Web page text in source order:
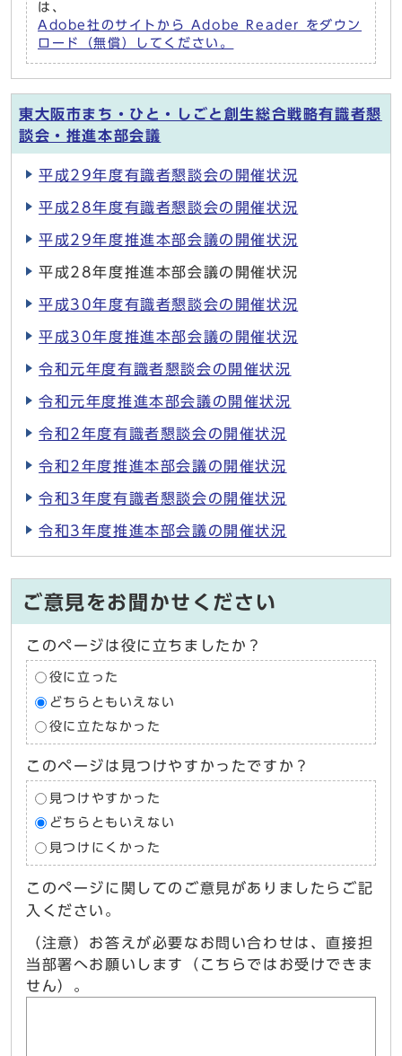
は、
Adobe社のサイトから Adobe Reader をダウン
ロード（無償）してください。
東大阪市まち・ひと・しごと創生総合戦略有識者懇
談会・推進本部会議
平成29年度有識者懇談会の開催状況
平成28年度有識者懇談会の開催状況
平成29年度推進本部会議の開催状況
平成28年度推進本部会議の開催状況
平成30年度有識者懇談会の開催状況
平成30年度推進本部会議の開催状況
令和元年度有識者懇談会の開催状況
令和元年度推進本部会議の開催状況
令和2年度有識者懇談会の開催状況
令和2年度推進本部会議の開催状況
令和3年度有識者懇談会の開催状況
令和3年度推進本部会議の開催状況
ご意見をお聞かせください
このページは役に立ちましたか？
役に立った
どちらともいえない
役に立たなかった
このページは見つけやすかったですか？
見つけやすかった
どちらともいえない
見つけにくかった
このページに関してのご意見がありましたらご記
入ください。
（注意）お答えが必要なお問い合わせは、直接担
当部署へお願いします（こちらではお受けできま
せん）。